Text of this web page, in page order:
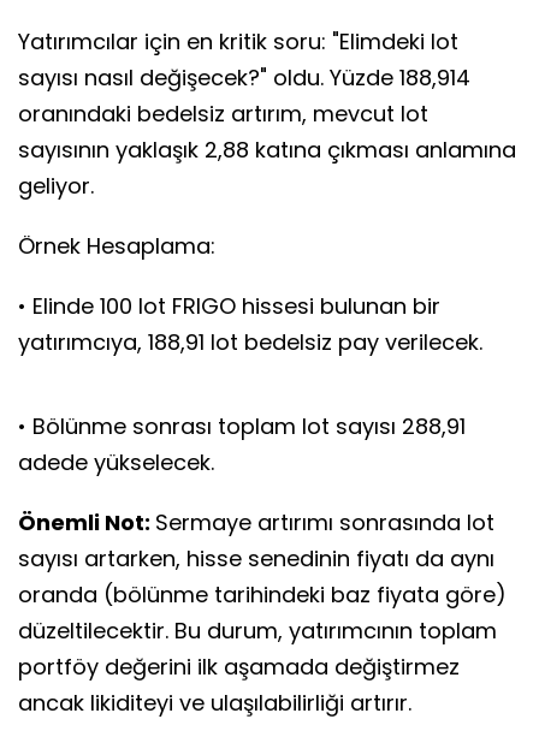
Yatırımcılar için en kritik soru: "Elimdeki lot
sayısı nasıl değişecek?" oldu. Yüzde 188,914
oranındaki bedelsiz artırım, mevcut lot
sayısının yaklaşık 2,88 katına çıkması anlamına
geliyor.
Örnek Hesaplama:
• Elinde 100 lot FRIGO hissesi bulunan bir
yatırımcıya, 188,91 lot bedelsiz pay verilecek.
• Bölünme sonrası toplam lot sayısı 288,91
adede yükselecek.
Önemli Not: Sermaye artırımı sonrasında lot
sayısı artarken, hisse senedinin fiyatı da aynı
oranda (bölünme tarihindeki baz fiyata göre)
düzeltilecektir. Bu durum, yatırımcının toplam
portföy değerini ilk aşamada değiştirmez
ancak likiditeyi ve ulaşılabilirliği artırır.